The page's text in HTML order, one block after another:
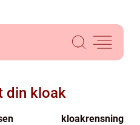
din kloak
kloakrensning